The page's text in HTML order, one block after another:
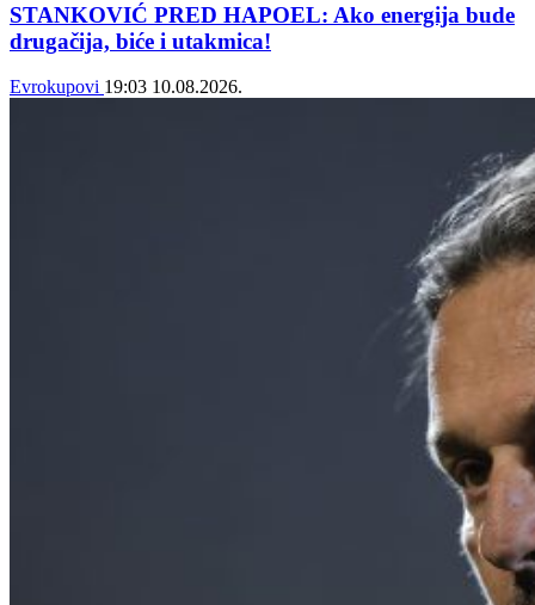
STANKOVIĆ PRED HAPOEL: Ako energija bude
drugačija, biće i utakmica!
Evrokupovi 19:03 10.08.2026.